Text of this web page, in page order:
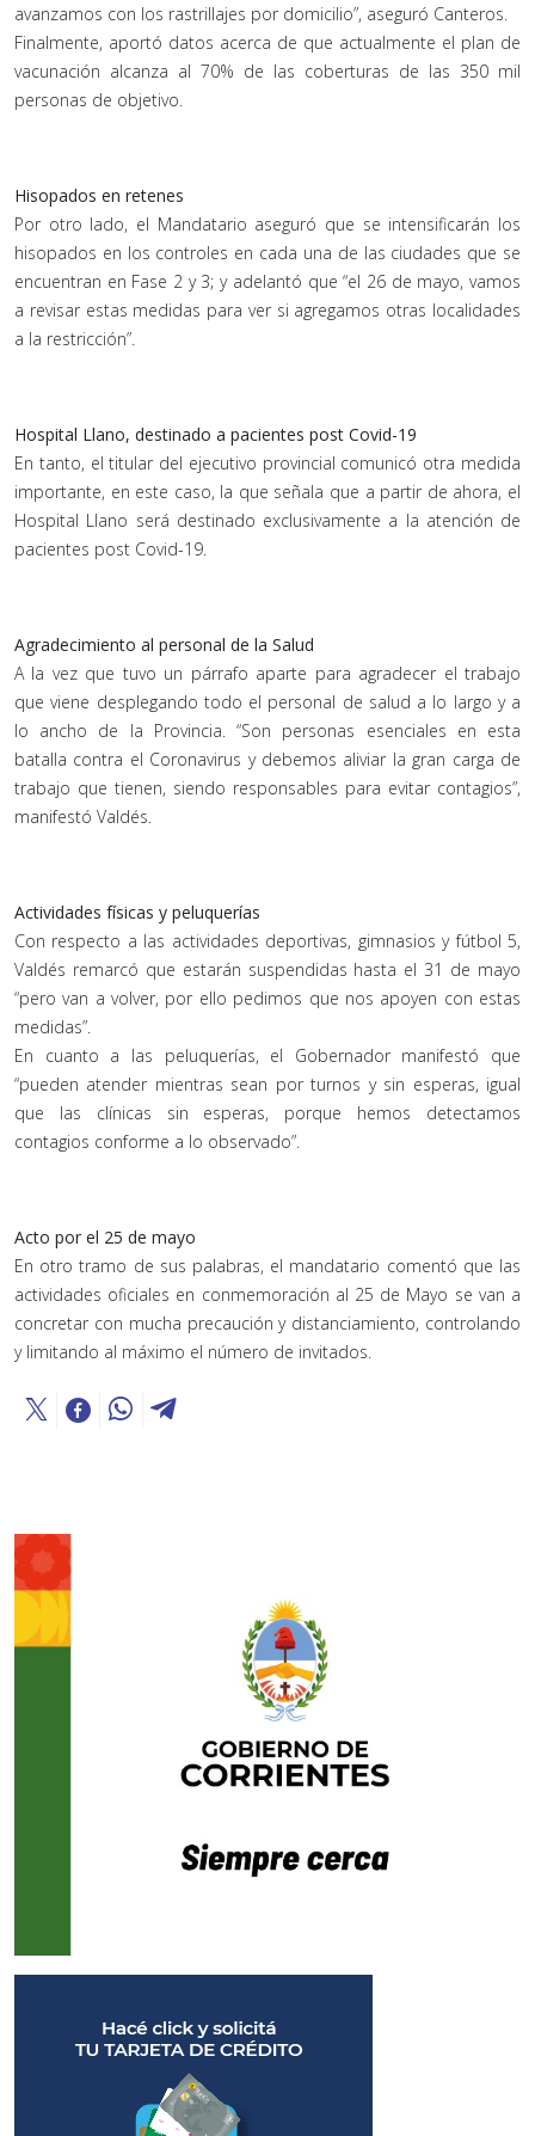
avanzamos con los rastrillajes por domicilio”, aseguró Canteros.
Finalmente, aportó datos acerca de que actualmente el plan de
vacunación alcanza al 70% de las coberturas de las 350 mil
personas de objetivo.
Hisopados en retenes
Por otro lado, el Mandatario aseguró que se intensificarán los
hisopados en los controles en cada una de las ciudades que se
encuentran en Fase 2 y 3; y adelantó que “el 26 de mayo, vamos
a revisar estas medidas para ver si agregamos otras localidades
a la restricción”.
Hospital Llano, destinado a pacientes post Covid-19
En tanto, el titular del ejecutivo provincial comunicó otra medida
importante, en este caso, la que señala que a partir de ahora, el
Hospital Llano será destinado exclusivamente a la atención de
pacientes post Covid-19.
Agradecimiento al personal de la Salud
A la vez que tuvo un párrafo aparte para agradecer el trabajo
que viene desplegando todo el personal de salud a lo largo y a
lo ancho de la Provincia. “Son personas esenciales en esta
batalla contra el Coronavirus y debemos aliviar la gran carga de
trabajo que tienen, siendo responsables para evitar contagios”,
manifestó Valdés.
Actividades físicas y peluquerías
Con respecto a las actividades deportivas, gimnasios y fútbol 5,
Valdés remarcó que estarán suspendidas hasta el 31 de mayo
“pero van a volver, por ello pedimos que nos apoyen con estas
medidas”.
En cuanto a las peluquerías, el Gobernador manifestó que
“pueden atender mientras sean por turnos y sin esperas, igual
que las clínicas sin esperas, porque hemos detectamos
contagios conforme a lo observado”.
Acto por el 25 de mayo
En otro tramo de sus palabras, el mandatario comentó que las
actividades oficiales en conmemoración al 25 de Mayo se van a
concretar con mucha precaución y distanciamiento, controlando
y limitando al máximo el número de invitados.